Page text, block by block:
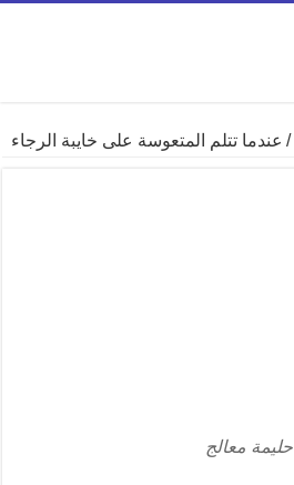
/ عندما تتلم المتعوسة على خايبة الرجاء
حليمة معالج